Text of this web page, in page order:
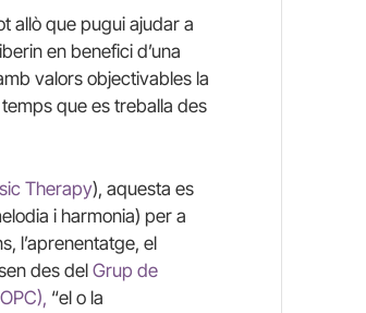
allò que pugui ajudar a
en benefici d’una
valors objectivables la
que es treballa des
Therapy), aquesta es
i harmonia) per a
l’aprenentatge, el
des del Grup de
“el o la